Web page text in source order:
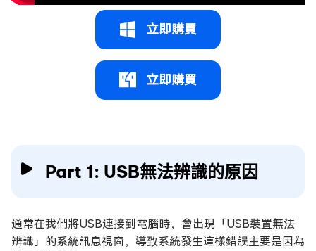
立即購買
立即購買
Part 1: USB無法辨識的原因
通常在我們將USB連接到電腦時，會出現「USB裝置無法
辨識」的系統訊息視窗，導致系統發生這樣錯誤主要是因為